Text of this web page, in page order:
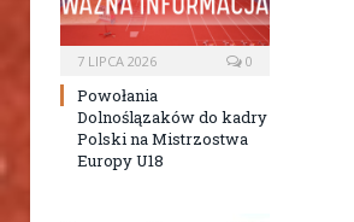
7 LIPCA 2026 0
Powołania
Dolnoślązaków do kadry
Polski na Mistrzostwa
Europy U18